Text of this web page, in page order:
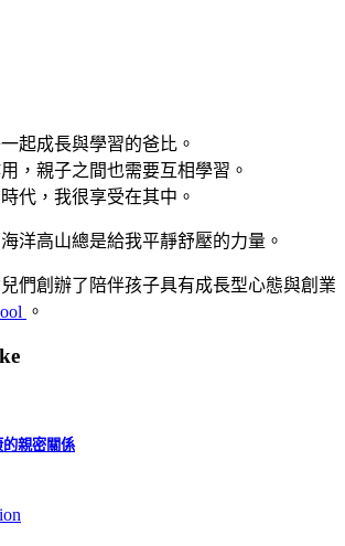
起成長與學習的爸比。
，親子之間也需要互相學習。
代，我很享受在其中。
洋高山總是給我平靜舒壓的力量。
們創辦了陪伴孩子具有成長型心態與創業
。
的親密關係